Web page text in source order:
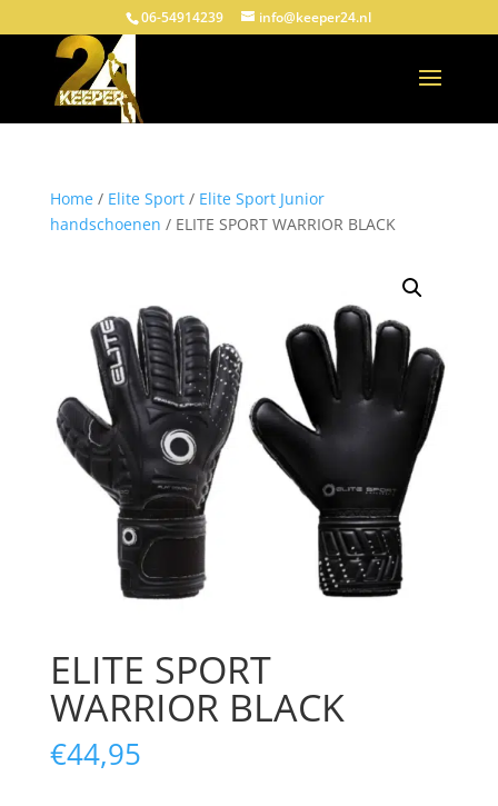
06-54914239 info@keeper24.nl
Home/ Elite Sport/ Elite Sport Junior
handschoenen / ELITE SPORT WARRIOR BLACK
ELITE SPORT
WARRIOR BLACK
€44,95